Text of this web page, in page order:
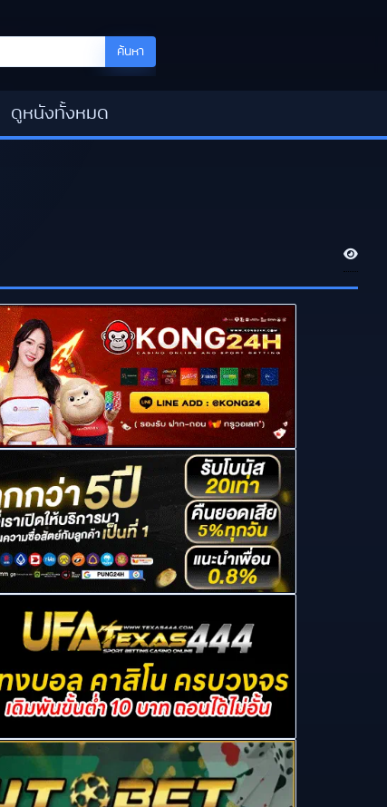
ค้นหา
ดูหนังทั้งหมด
V
i